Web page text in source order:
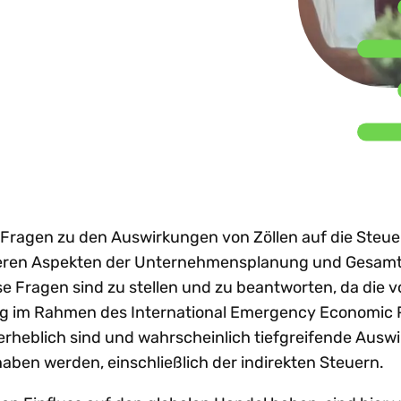
Steuertrends
Technologie-
treiben
in ganz
zu den Auswirkungen von Zöllen auf die
Aspekten der Unternehmensplanung und
Fragen sind zu stellen und zu beantworten, da die
im Rahmen des International Emergency Economic
sind und wahrscheinlich tiefgreifende
werden, einschließlich der indirekten Steuern.